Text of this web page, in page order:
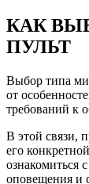
КАК
ПУЛЬТ
Выбор типа
от
требований к
В этой связи,
его
ознакомиться
оповещения и